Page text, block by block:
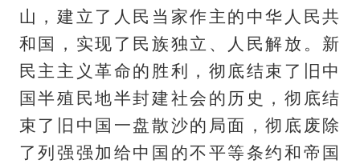
山，建立了人民当家作主的中华人民共
和国，实现了民族独立、人民解放。新
民主主义革命的胜利，彻底结束了旧中
国半殖民地半封建社会的历史，彻底结
束了旧中国一盘散沙的局面，彻底废除
了列强强加给中国的不平等条约和帝国